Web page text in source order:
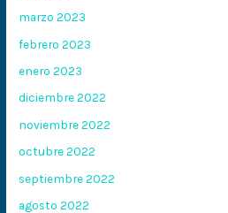
marzo 2023
febrero 2023
enero 2023
diciembre 2022
noviembre 2022
octubre 2022
septiembre 2022
agosto 2022